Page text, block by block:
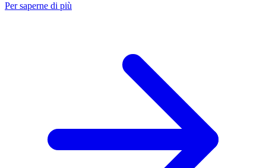
Per saperne di più